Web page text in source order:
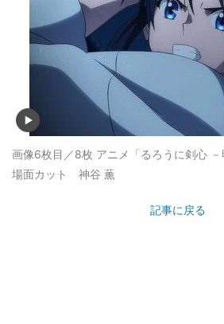
画像6枚目／8枚 アニメ「るろうに剣心
場面カット 神谷 薫
記事に戻る